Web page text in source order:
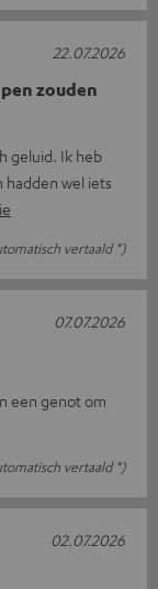
zouden
geluid. Ik heb
wel iets
vertaald *)
22.07.2026
een genot om
vertaald *)
07.07.2026
02.07.2026